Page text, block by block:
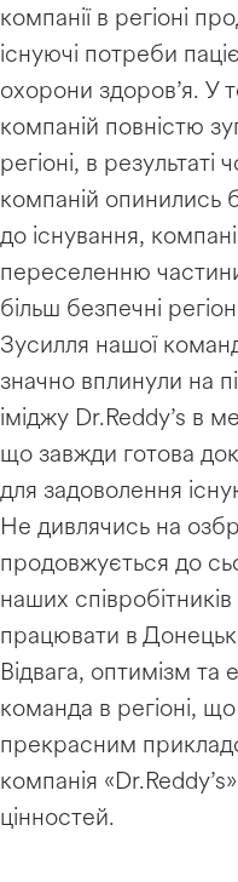
компанії в регіоні
існуючі потреби
охорони здоров’я. У
компаній повністю
регіоні, в результаті
компаній опинились
до існування,
переселенню частини
більш безпечні
Зусилля нашої
значно вплинули на
іміджу Dr.Reddy’s в
що завжди готова
для задоволення
Не дивлячись на
продовжується до
наших
працювати в
Відвага, оптимізм та
команда в регіоні,
прекрасним
компанія
цінностей.